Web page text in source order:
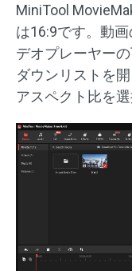
MiniTool
は16:9です。動
デオプレーヤー
ダウンリストを開
アスペクト比を選